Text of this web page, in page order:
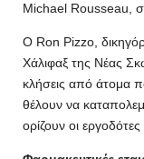
Michael Rousseau,
Ο Ron Pizzo,
Χάλιφαξ της Νέας
κλήσεις από άτομα
θέλουν να
ορίζουν οι εργοδότες